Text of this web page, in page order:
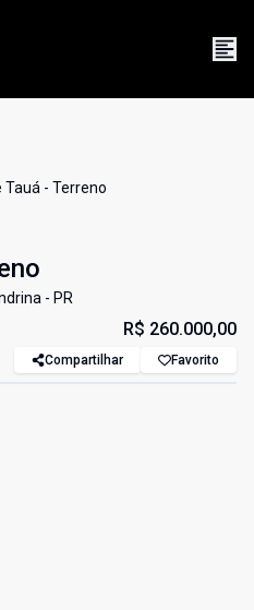
Tauá - Terreno
- PR
R$ 260.000,00
Compartilhar Favorito